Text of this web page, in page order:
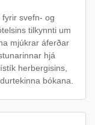
svefn- og
tilkynnti um
mjúkrar áferðar
hjá
herbergisins,
bókana.